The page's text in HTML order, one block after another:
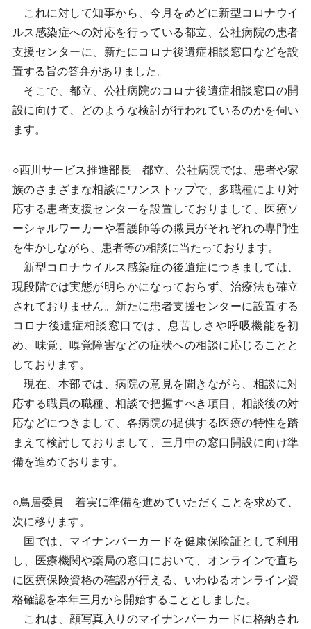
これに対して知事から、今月をめどに新型コロナウイ
ルス感染症への対応を行っている都立、公社病院の患者
支援センターに、新たにコロナ後遺症相談窓口などを設
置する旨の答弁がありました。
そこで、都立、公社病院のコロナ後遺症相談窓口の開
設に向けて、どのような検討が行われているのかを伺い
ます。
○西川サービス推進部長 都立、公社病院では、患者や家
族のさまざまな相談にワンストップで、多職種により対
応する患者支援センターを設置しておりまして、医療ソ
ーシャルワーカーや看護師等の職員がそれぞれの専門性
を生かしながら、患者等の相談に当たっております。
新型コロナウイルス感染症の後遺症につきましては、
現段階では実態が明らかになっておらず、治療法も確立
されておりません。新たに患者支援センターに設置する
コロナ後遺症相談窓口では、息苦しさや呼吸機能を初
め、味覚、嗅覚障害などの症状への相談に応じることと
しております。
現在、本部では、病院の意見を聞きながら、相談に対
応する職員の職種、相談で把握すべき項目、相談後の対
応などにつきまして、各病院の提供する医療の特性を踏
まえて検討しておりまして、三月中の窓口開設に向け準
備を進めております。
○鳥居委員 着実に準備を進めていただくことを求めて、
次に移ります。
国では、マイナンバーカードを健康保険証として利用
し、医療機関や薬局の窓口において、オンラインで直ち
に医療保険資格の確認が行える、いわゆるオンライン資
格確認を本年三月から開始することとしました。
これは、顔写真入りのマイナンバーカードに格納され